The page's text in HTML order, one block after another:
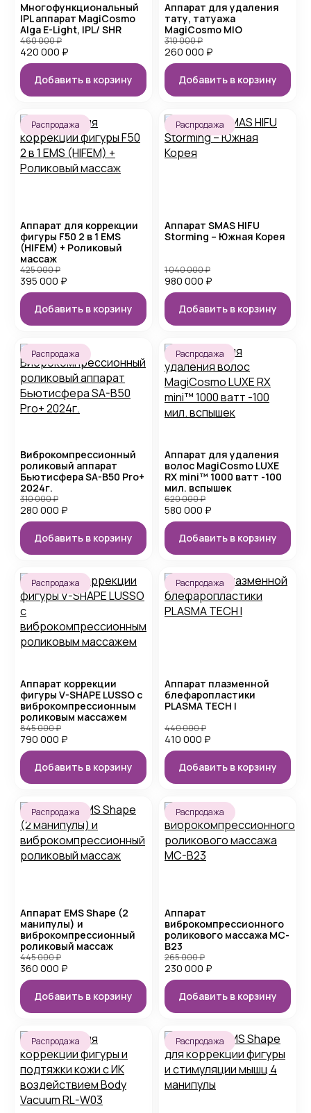
Многофункциональный
IPL аппарат MagiCosmo
Alga E-Light, IPL/ SHR
420 000 ₽
460 000₽
Добавить в корзину
Аппарат для удаления
тату, татуажа
MagiCosmo MIO
260 000 ₽
310 000₽
Добавить в корзину
Распродажа
Аппарат для коррекции
фигуры F50 2 в 1 EMS
(HIFEM) + Роликовый
массаж
395 000 ₽
425 000₽
Добавить в корзину
Распродажа
Аппарат SMAS HIFU
Storming – Южная Корея
980 000 ₽
1 040 000₽
Добавить в корзину
Распродажа
Виброкомпрессионный
роликовый аппарат
Бьютисфера SA-B50 Pro+
2024г.
280 000 ₽
310 000₽
Добавить в корзину
Распродажа
Аппарат для удаления
волос MagiCosmo LUXE
RX mini™ 1000 ватт -100
мил. вспышек
580 000 ₽
620 000₽
Добавить в корзину
Распродажа
Аппарат коррекции
фигуры V-SHAPE LUSSO с
виброкомпрессионным
роликовым массажем
790 000 ₽
845 000₽
Добавить в корзину
Распродажа
Аппарат плазменной
блефаропластики
PLASMA TECH I
410 000 ₽
440 000₽
Добавить в корзину
Распродажа
Аппарат EMS Shape (2
манипулы) и
виброкомпрессионный
роликовый массаж
360 000 ₽
445 000₽
Добавить в корзину
Распродажа
Аппарат
виброкомпрессионного
роликового массажа MC-
B23
230 000 ₽
265 000₽
Добавить в корзину
Распродажа Распродажа